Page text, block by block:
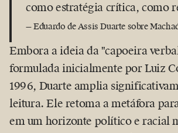
como estratégia crítica, como
— Eduardo de Assis Duarte sobre
Embora a ideia da "capoeira
formulada inicialmente por Luiz
1996, Duarte amplia
leitura. Ele retoma a metáfora
em um horizonte político e racial